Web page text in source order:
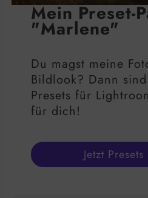
Mein Preset-
"Marlene"
Du magst meine
Bildlook? Dann
Presets für
für dich!
Jetzt